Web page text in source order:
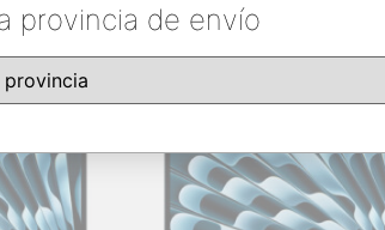
provincia de envío